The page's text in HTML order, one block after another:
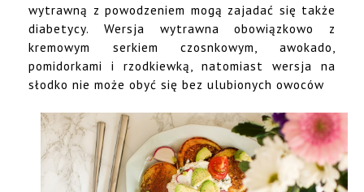
wytrawną z powodzeniem mogą zajadać się także
diabetycy. Wersja wytrawna obowiązkowo z
kremowym serkiem czosnkowym, awokado,
pomidorkami i rzodkiewką, natomiast wersja na
słodko nie może obyć się bez ulubionych owoców